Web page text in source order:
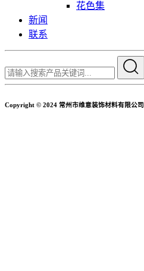
花色集
新闻
联系
Copyright © 2024 常州市维意装饰材料有限公